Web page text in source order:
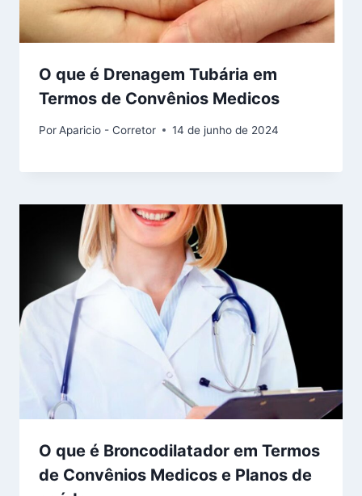
O que é Drenagem Tubária em
Termos de Convênios Medicos
PorAparicio - Corretor 14 de junho de 2024
O que é Broncodilatador em Termos
de Convênios Medicos e Planos de